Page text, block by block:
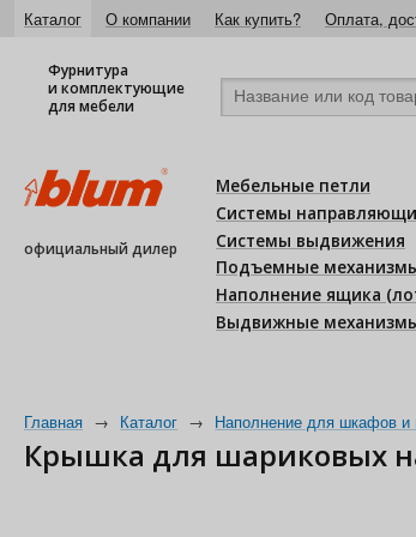
Каталог О компании Как купить? Оплата,
Фурнитура
и комплектующие
для мебели
официальный дилер
Мебельные петли
Системы
Системы выдвижения
Подъемные
Наполнение ящика
Выдвижные
Главная → Каталог → Наполнение для шкафов и
Крышка для шариковых